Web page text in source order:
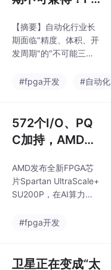
量、航空航天和医疗电
PGA正是其中不可或缺
的一环。看似是一项普
通的人事任命，背后却
stra）对下一代边缘智
动化行业“不可能
三角”
【摘要】自动化行业长
期面临"精度、体积、开
发周期"的"不可能三
c Meca500六轴机器人
突破方案。这款重量不
足5kg的机器人实现了5
微米级重复定位精度，
定性实时控制能力——
通过硬件并行处理多任
务，避免传统CPU架构
#fpga开发 #自动化
572个I/O、PQ
C加持，AMD最
藏着什么产业逻
辑？
AMD发布全新FPGA芯
片Spartan UltraScale+
SU200P，在AI算力热
品不仅具备572个I/O、
密码学等安全功能，标
#fpga开发
卫星正在变成“太